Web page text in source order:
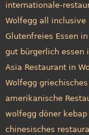
internationale-
Wolfegg all inclusive
Glutenfreies Essen
gut bürgerlich essen
Asia Restaurant in
Wolfegg
amerikanische
wolfegg döner kebap
chinesisches